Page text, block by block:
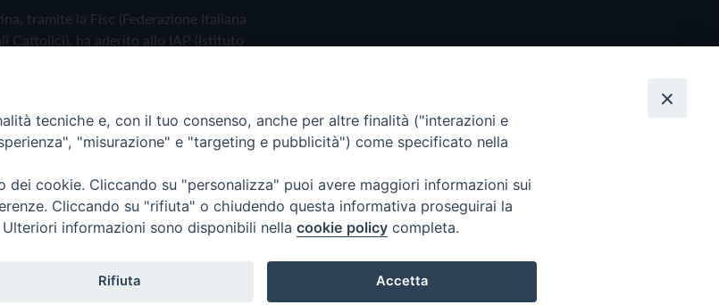
tramite la Fisc (Federazione Italiana
Cattolici), ha aderito allo IAP (Istituto
Cookie Policy
tecniche e, con il tuo consenso, anche per altre finalità ("interazioni e
"misurazione" e "targeting e pubblicità") come specificato nella
cookie. Cliccando su "personalizza" puoi avere maggiori informazioni sui
Cliccando su "rifiuta" o chiudendo questa informativa proseguirai la
informazioni sono disponibili nella cookie policy completa.
Rifiuta Accetta